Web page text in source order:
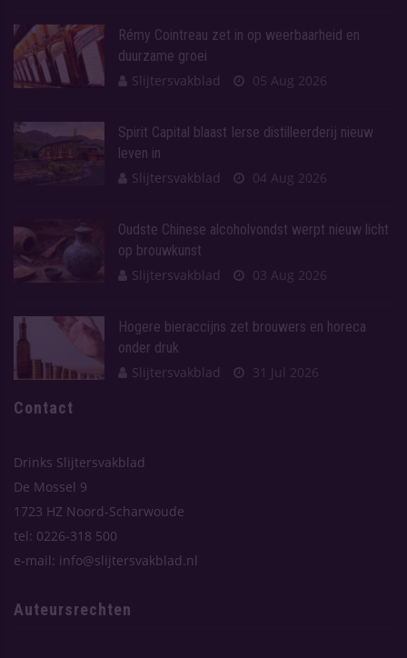
Rémy Cointreau zet in op weerbaarheid en
duurzame groei
Slijtersvakblad
05 Aug 2026
Spirit Capital blaast Ierse distilleerderij nieuw
leven in
Slijtersvakblad
04 Aug 2026
Oudste Chinese alcoholvondst werpt nieuw licht
op brouwkunst
Slijtersvakblad
03 Aug 2026
Hogere bieraccijns zet brouwers en horeca
onder druk
Slijtersvakblad
31 Jul 2026
Contact
Drinks Slijtersvakblad
De Mossel 9
1723 HZ Noord-Scharwoude
tel: 0226-318 500
e-mail: info@slijtersvakblad.nl
Auteursrechten